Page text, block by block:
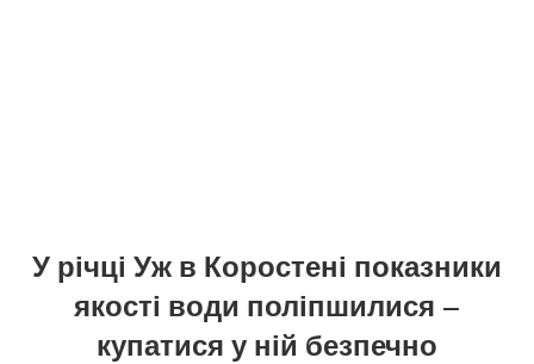
У річці Уж в Коростені показники
якості води поліпшилися –
купатися у ній безпечно